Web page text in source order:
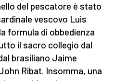
del pescatore è stato
vescovo Luis
formula di obbedienza
il sacro collegio dal
brasiliano Jaime
Ribat. Insomma, una